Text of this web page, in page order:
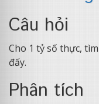
Câu hỏi
Cho 1 tỷ số thực,
đấy.
Phân tích